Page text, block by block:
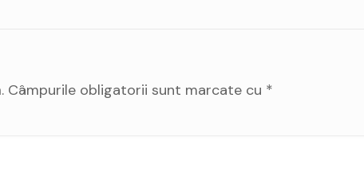
Câmpurile obligatorii sunt marcate cu *